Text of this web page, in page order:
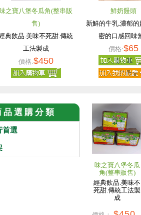
之寶八堡冬瓜角(整串販
售)
典飲品.美味不死甜.傳統
工法製成
價格:$450
鮮奶饅頭
新鮮的牛乳.濃郁
密的口感回味
價格:$65
品 選 購 分 類
首選
味之寶八堡冬瓜
角(整串販售)
經典飲品.美味不
死甜.傳統工法製
成